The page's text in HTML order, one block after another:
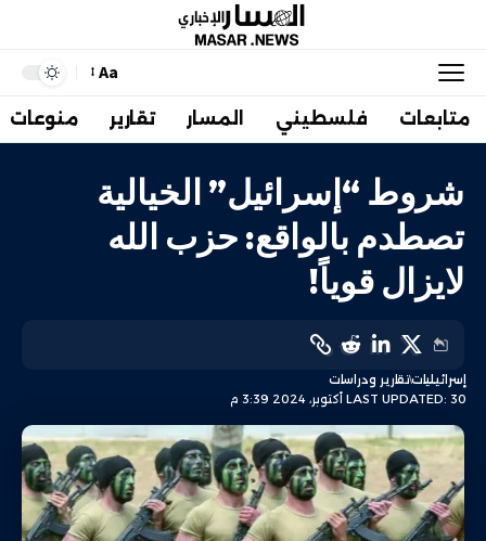
Aa
متابعات فلسطيني المسار تقارير منوعات
شروط “إسرائيل” الخيالية
تصطدم بالواقع: حزب الله
لايزال قوياً!
LAST UPDATED: 30 أكتوبر، 2024 3:39 م
إسرائيلياتتقارير ودراسات